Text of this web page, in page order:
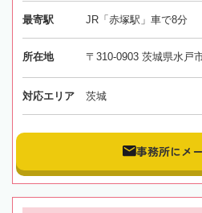
最寄駅 JR「赤塚駅」車で8分
所在地 〒310-0903 茨城県水戸
対応エリア 茨城
事務所にメ